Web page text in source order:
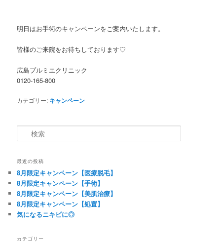
明日はお手術のキャンペーンをご案内いたします。
皆様のご来院をお待ちしております♡
広島プルミエクリニック
0120-165-800
カテゴリー: キャンペーン
最近の投稿
8月限定キャンペーン【医療脱毛】
8月限定キャンペーン【手術】
8月限定キャンペーン【美肌治療】
8月限定キャンペーン【処置】
気になるニキビに◎
カテゴリー